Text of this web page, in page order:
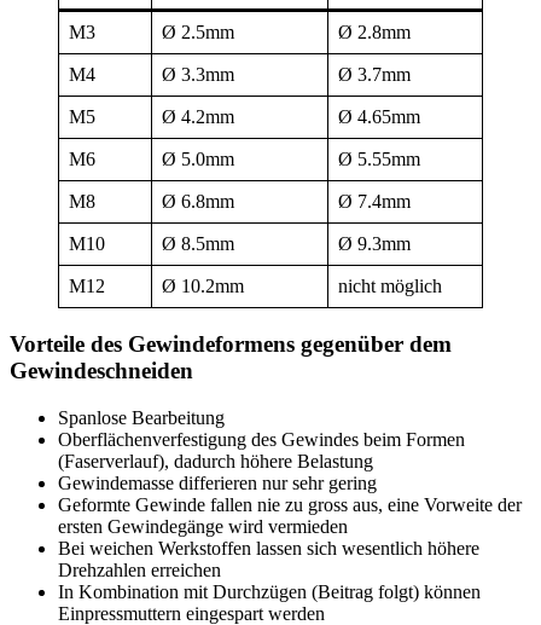
M3 Ø 2.5mm Ø 2.8mm
M4 Ø 3.3mm Ø 3.7mm
M5 Ø 4.2mm Ø 4.65mm
M6 Ø 5.0mm Ø 5.55mm
M8 Ø 6.8mm Ø 7.4mm
M10 Ø 8.5mm Ø 9.3mm
M12 Ø 10.2mm nicht möglich
Vorteile des Gewindeformens gegenüber dem
Gewindeschneiden
Spanlose Bearbeitung
Oberflächenverfestigung des Gewindes beim Formen
(Faserverlauf), dadurch höhere Belastung
Gewindemasse differieren nur sehr gering
Geformte Gewinde fallen nie zu gross aus, eine Vorweite der
ersten Gewindegänge wird vermieden
Bei weichen Werkstoffen lassen sich wesentlich höhere
Drehzahlen erreichen
In Kombination mit Durchzügen (Beitrag folgt) können
Einpressmuttern eingespart werden